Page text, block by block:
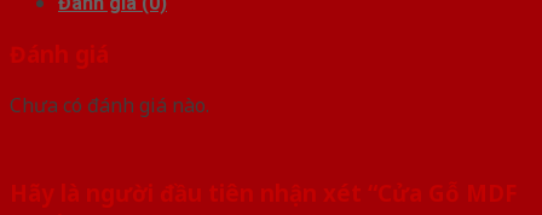
Đánh giá
Chưa có đánh giá nào.
Hãy là người đầu tiên nhận xét “Cửa Gỗ MDF